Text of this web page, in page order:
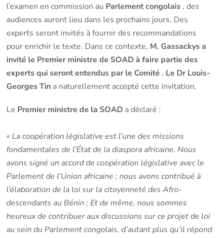
l’examen en commission au Parlement congolais , des
audiences auront lieu dans les prochains jours. Des
experts seront invités à fournir des recommandations
pour enrichir le texte. Dans ce contexte, M. Gassackys a
invité le Premier ministre de SOAD à faire partie des
experts qui seront entendus par le Comité . Le Dr Louis-
Georges Tin a naturellement accepté cette invitation.
Le Premier ministre de la SOAD a déclaré :
« La coopération législative est l’une des missions
fondamentales de l’État de la diaspora africaine. Nous
avons signé un accord de coopération législative avec le
Parlement de l’Union africaine ; nous avons contribué à
l’élaboration de la loi sur la citoyenneté des Afro-
descendants au Bénin ; Et de même, nous sommes
heureux de contribuer aux discussions sur ce projet de loi
au sein du Parlement congolais, d’autant plus qu’il répond